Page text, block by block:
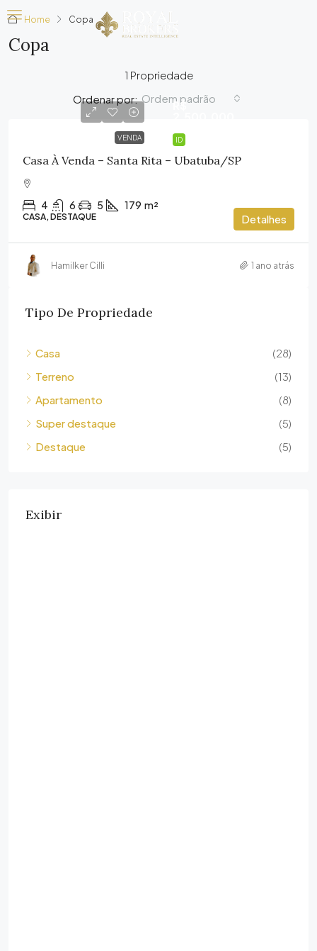
Home Copa
Copa
1 Propriedade
Ordenar por: Ordem padrão
ID
VENDA
R$
Casa À Venda – Santa Rita – Ubatuba/SP
4 6 5 179 m²
CASA, DESTAQUE Detalhes
Hamilker Cilli 1 ano atrás
Tipo De Propriedade
Casa
(28)
Terreno
(13)
Apartamento
(8)
Super destaque
(5)
Destaque
(5)
Exibir